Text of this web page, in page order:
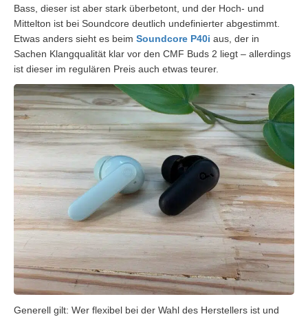
Bass, dieser ist aber stark überbetont, und der Hoch- und
Mittelton ist bei Soundcore deutlich undefinierter abgestimmt.
Etwas anders sieht es beim Soundcore P40i aus, der in
Sachen Klangqualität klar vor den CMF Buds 2 liegt – allerdings
ist dieser im regulären Preis auch etwas teurer.
Generell gilt: Wer flexibel bei der Wahl des Herstellers ist und